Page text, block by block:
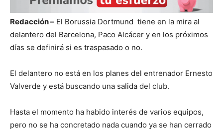
Redacción – El Borussia Dortmund tiene en la mira al
delantero del Barcelona, Paco Alcácer y en los próximos
días se definirá si es traspasado o no.
El delantero no está en los planes del entrenador Ernesto
Valverde y está buscando una salida del club.
Hasta el momento ha habido interés de varios equipos,
pero no se ha concretado nada cuando ya se han cerrado